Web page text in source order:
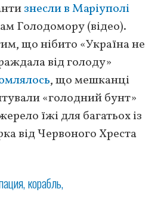
знесли в Маріуполі
Голодомору (відео).
що нібито «Україна не
від голоду»
, що мешканці
«голодний бунт»
їжі для багатьох із
від Червоного Хреста
корабль